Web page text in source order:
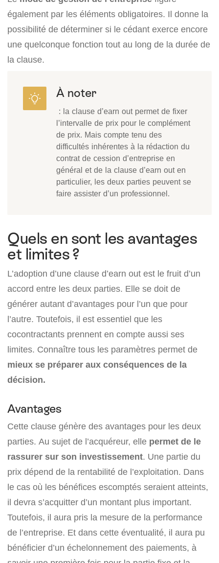
également par les éléments obligatoires. Il donne la
possibilité de déterminer si le cédant exerce encore
une quelconque fonction tout au long de la durée de
la clause.
À noter
: la clause d’earn out permet de fixer
l’intervalle de prix pour le complément
de prix. Mais compte tenu des
difficultés inhérentes à la rédaction du
contrat de cession d’entreprise en
général et de la clause d’earn out en
particulier, les deux parties peuvent se
faire assister d’un professionnel.
Quels en sont les avantages
et limites ?
L’adoption d’une clause d’earn out est le fruit d’un
accord entre les deux parties. Elle se doit de
générer autant d’avantages pour l’un que pour
l’autre. Toutefois, il est essentiel que les
cocontractants prennent en compte aussi ses
limites. Connaître tous les paramètres permet de
mieux se préparer aux conséquences de la
décision.
Avantages
Cette clause génère des avantages pour les deux
parties. Au sujet de l’acquéreur, elle permet de le
rassurer sur son investissement. Une partie du
prix dépend de la rentabilité de l’exploitation. Dans
le cas où les bénéfices escomptés seraient atteints,
il devra s’acquitter d’un montant plus important.
Toutefois, il aura pris la mesure de la performance
de l’entreprise. Et dans cette éventualité, il aura pu
bénéficier d’un échelonnement des paiements, à